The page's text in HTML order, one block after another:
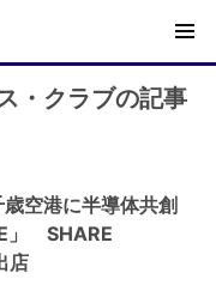
・クラブの記事
空港に半導体共創
」 SHARE
店